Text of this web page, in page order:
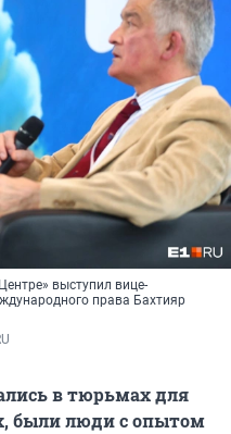
выступил вице-
права Бахтияр
в тюрьмах для
были люди с опытом